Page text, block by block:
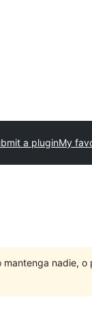
a pluginMy
nadie,